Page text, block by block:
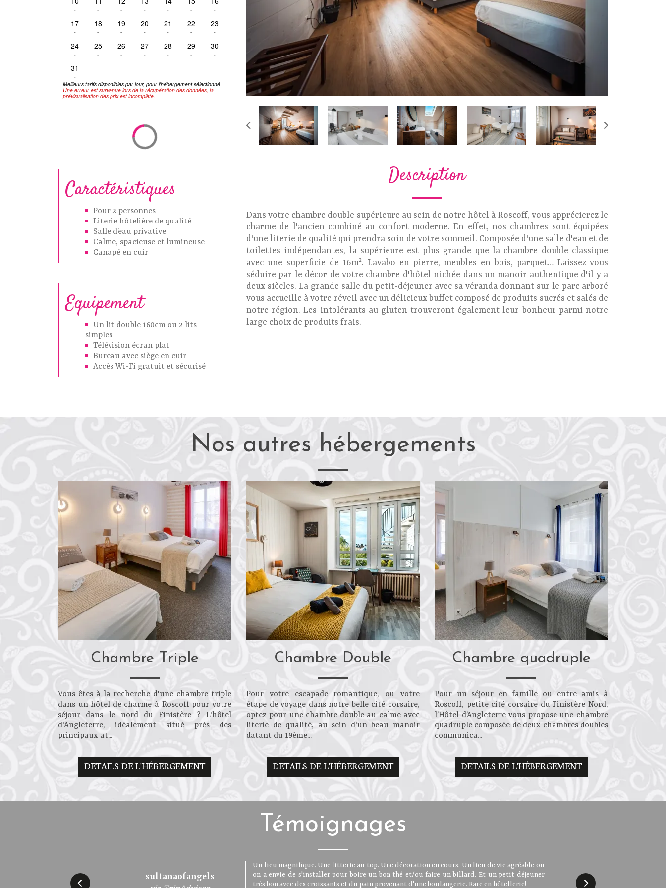
- - - - - - -
17
-
18
-
19
-
20
-
21
-
22
-
23
-
24
-
25
-
26
-
27
-
28
-
29
-
30
-
31
-
Meilleurs tarifs disponibles par jour, pour l'hébergement sélectionné
Une erreur est survenue lors de la récupération des données, la
prévisualisation des prix est incomplète.
Caractéristiques
Pour 2 personnes
Literie hôtelière de qualité
Salle d’eau privative
Calme, spacieuse et lumineuse
Canapé en cuir
Equipement
Un lit double 160cm ou 2 lits
simples
Télévision écran plat
Bureau avec siège en cuir
Accès Wi-Fi gratuit et sécurisé
Description
Dans votre chambre double supérieure au sein de notre hôtel à Roscoff, vous apprécierez le
charme de l'ancien combiné au confort moderne. En effet, nos chambres sont équipées
d'une literie de qualité qui prendra soin de votre sommeil. Composée d'une salle d'eau et de
toilettes indépendantes, la supérieure est plus grande que la chambre double classique
avec une superficie de 16m². Lavabo en pierre, meubles en bois, parquet… Laissez-vous
séduire par le décor de votre chambre d'hôtel nichée dans un manoir authentique d'il y a
deux siècles. La grande salle du petit-déjeuner avec sa véranda donnant sur le parc arboré
vous accueille à votre réveil avec un délicieux buffet composé de produits sucrés et salés de
notre région. Les intolérants au gluten trouveront également leur bonheur parmi notre
large choix de produits frais.
Nos autres hébergements
Chambre Triple
Vous êtes à la recherche d'une chambre triple
dans un hôtel de charme à Roscoff pour votre
séjour dans le nord du Finistère ? L'hôtel
d'Angleterre, idéalement situé près des
principaux at...
DETAILS DE L'HÉBERGEMENT
Chambre Double
Pour votre escapade romantique, ou votre
étape de voyage dans notre belle cité corsaire,
optez pour une chambre double au calme avec
literie de qualité, au sein d'un beau manoir
datant du 19ème...
DETAILS DE L'HÉBERGEMENT
Chambre quadruple
Pour un séjour en famille ou entre amis à
Roscoff, petite cité corsaire du Finistère Nord,
l’Hôtel d’Angleterre vous propose une chambre
quadruple composée de deux chambres doubles
communica...
DETAILS DE L'HÉBERGEMENT
Témoignages
annemariedA
Le lieu est charmant, l'accueil très sympathique, bon petit-déjeuner, au calme, les chambres
sont propres, proche centre ville, bon rapport qualité/prix ... le petit plus : le billard. Nous
reviendrons.
sultanaofangels
Un lieu magnifique. Une litterie au top. Une décoration en cours. Un lieu de vie agréable ou
on a envie de s'installer pour boire un bon thé et/ou faire un billard. Et un petit déjeuner
très bon avec des croissants et du pain provenant d'une boulangerie. Rare en hôtellerie!
JeanPierreIsabelle
Atmosphère romantique pour cet ancien manoir rénové. Les réceptionnistes absolument
charmantes, très bonne literie toute neuve avec un excellent petit déjeuner. Très bon
rapport qualité/prix. Une bonne adresse en plein centre.
Jacky L
Nous avons adoré cet hôtel, tant par la gentillesse de l'accueil, par l'hôtel en lui même, par
son charme et par son emplacement en centre-ville à proximité des restaurants. Ce que nous
avons apprécié c'est le mélange d'ancien et de moderne et aussi le superbe parc bien